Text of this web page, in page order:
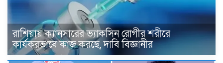
রাশিয়ায় ক্যানসারের ভ্যাকসিন রোগীর শরীরে
কার্যকরভাবে কাজ করছে, দাবি বিজ্ঞানীর